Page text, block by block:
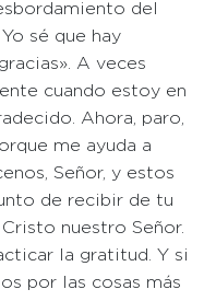
del
Yo sé que hay
A veces
cuando estoy en
Ahora, paro,
me ayuda a
Señor, y estos
de recibir de tu
nuestro Señor.
la gratitud. Y si
por las cosas más